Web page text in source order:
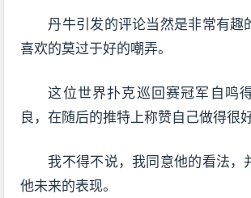
丹牛引发的评论当然是非常有趣
喜欢的莫过于好的嘲弄。
这位世界扑克巡回赛冠军自鸣
良，在随后的推特上称赞自己做得很好
我不得不说，我同意他的看法，
他未来的表现。